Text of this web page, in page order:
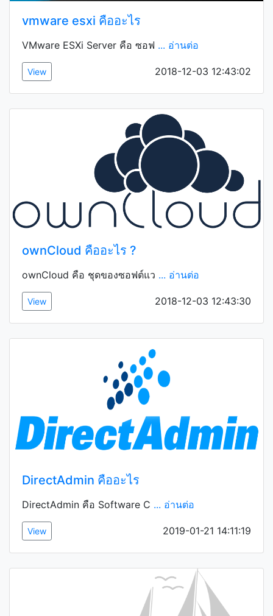
vmware esxi คืออะไร
VMware ESXi Server คือ ซอฟ ... อ่านต่อ
View 2018-12-03 12:43:02
ownCloud คืออะไร ?
ownCloud คือ ชุดของซอฟต์แว ... อ่านต่อ
View 2018-12-03 12:43:30
DirectAdmin คืออะไร
DirectAdmin คือ Software C ... อ่านต่อ
View 2019-01-21 14:11:19